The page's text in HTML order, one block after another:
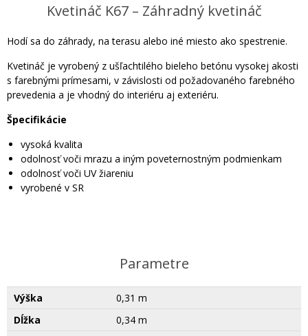
Kvetináč K67 – Záhradný kvetináč
Hodí sa do záhrady, na terasu alebo iné miesto ako spestrenie.
Kvetináč je vyrobený z ušľachtilého bieleho betónu vysokej akosti
s farebnými prímesami, v závislosti od požadovaného farebného
prevedenia a je vhodný do interiéru aj exteriéru.
Špecifikácie
vysoká kvalita
odolnosť voči mrazu a iným poveternostným podmienkam
odolnosť voči UV žiareniu
vyrobené v SR
Parametre
Výška
0,31 m
Dĺžka
0,34 m